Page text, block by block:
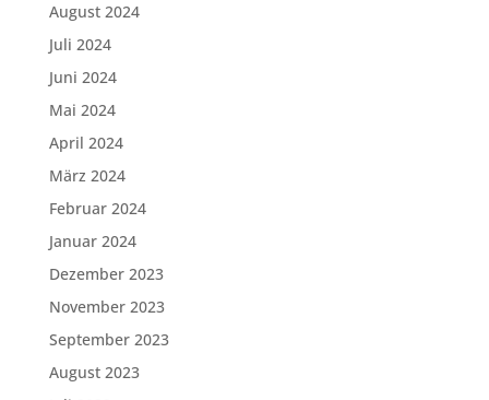
August 2024
Juli 2024
Juni 2024
Mai 2024
April 2024
März 2024
Februar 2024
Januar 2024
Dezember 2023
November 2023
September 2023
August 2023